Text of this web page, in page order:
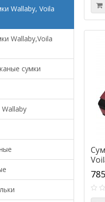
Wallaby, Voila
Wallaby,Voila
сумки